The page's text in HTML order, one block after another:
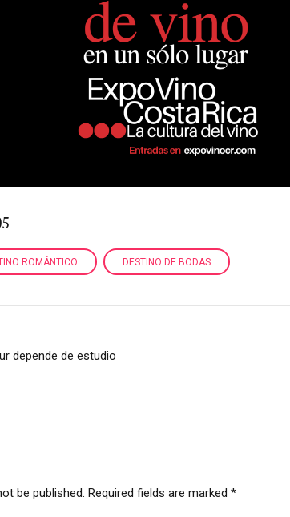
ROMÁNTICO DESTINO DE BODAS
depende de estudio
be published. Required fields are marked *